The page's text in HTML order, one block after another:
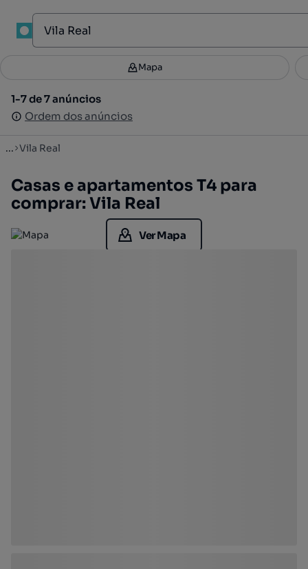
Filtros 2
1-7 de 7 anúncios
Ordem dos anúncios
Mapa
1-7 de 7 anúncios
Ordem dos anúncios
... Vila Real
Casas e apartamentos T4 para
comprar: Vila Real
Ver Mapa